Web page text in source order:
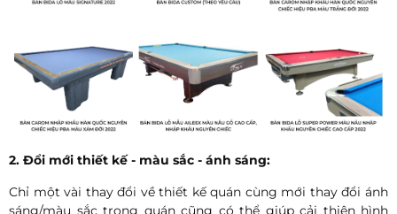
2. Đổi mới thiết kế - màu sắc - ánh sáng:
Chỉ một vài thay đổi về thiết kế quán cùng mới thay đổi ánh
sáng/màu sắc trong quán cũng có thể giúp cải thiện hình